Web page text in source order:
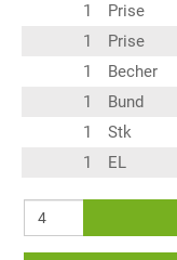
1
Prise
1
Prise
1
Becher
1
Bund
1
Stk
1
EL